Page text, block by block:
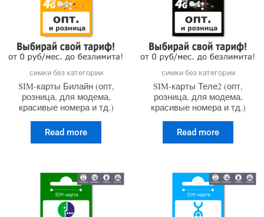
симки без категории
SIM-карты Билайн (опт,
розница, для модема,
красивые номера и тд.)
Read more
симки без категории
SIM-карты Теле2 (опт,
розница, для модема,
красивые номера и тд.)
Read more